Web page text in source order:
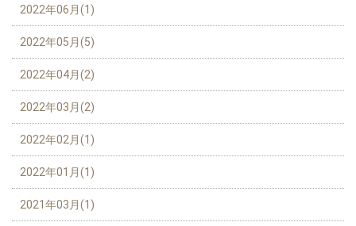
2022年06月(1)
2022年05月(5)
2022年04月(2)
2022年03月(2)
2022年02月(1)
2022年01月(1)
2021年03月(1)